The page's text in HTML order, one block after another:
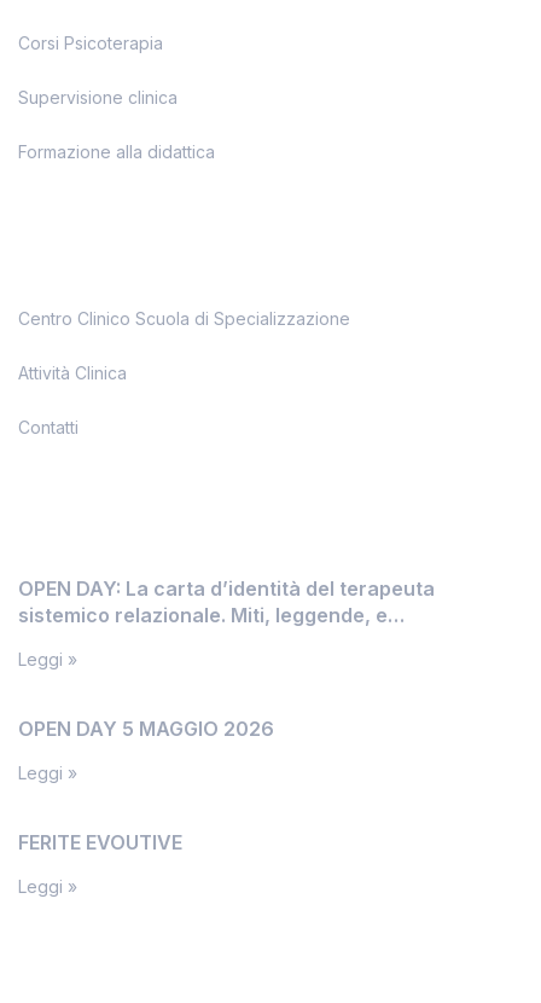
Corsi Psicoterapia
Supervisione clinica
Formazione alla didattica
Centro Clinico Scuola di Specializzazione
Attività Clinica
Contatti
OPEN DAY: La carta d’identità del terapeuta
sistemico relazionale. Miti, leggende, e
Leggi »
OPEN DAY 5 MAGGIO 2026
Leggi »
FERITE EVOUTIVE
Leggi »